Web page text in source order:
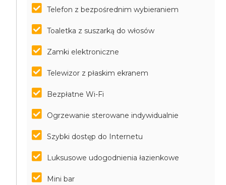
Telefon z bezpośrednim wybieraniem
Toaletka z suszarką do włosów
Zamki elektroniczne
Telewizor z płaskim ekranem
Bezpłatne Wi-Fi
Ogrzewanie sterowane indywidualnie
Szybki dostęp do Internetu
Luksusowe udogodnienia łazienkowe
Mini bar